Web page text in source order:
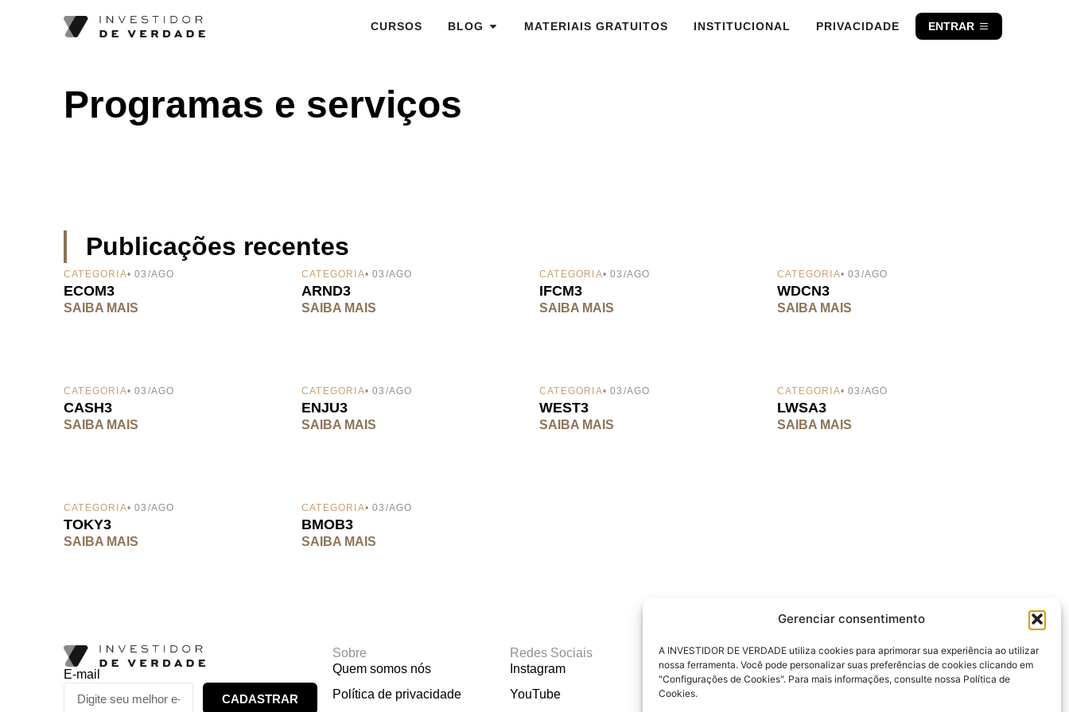
Gerenciar consentimento
A INVESTIDOR DE VERDADE utiliza cookies para aprimorar sua experiência ao utilizar
nossa ferramenta. Você pode personalizar suas preferências de cookies clicando em
"Configurações de Cookies". Para mais informações, consulte nossa Política de
Cookies.
CURSOS BLOG MATERIAIS GRATUITOS INSTITUCIONAL PRIVACIDADE ENTRAR
Programas e serviços
Publicações recentes
CATEGORIA• 03/AGO
ECOM3
SAIBA MAIS
CATEGORIA• 03/AGO
ARND3
SAIBA MAIS
CATEGORIA• 03/AGO
IFCM3
SAIBA MAIS
CATEGORIA• 03/AGO
WDCN3
SAIBA MAIS
CATEGORIA• 03/AGO
CASH3
SAIBA MAIS
CATEGORIA• 03/AGO
ENJU3
SAIBA MAIS
CATEGORIA• 03/AGO
WEST3
SAIBA MAIS
CATEGORIA• 03/AGO
LWSA3
SAIBA MAIS
CATEGORIA• 03/AGO
TOKY3
SAIBA MAIS
CATEGORIA• 03/AGO
BMOB3
SAIBA MAIS
E-mail
CADASTRAR
Sobre
Quem somos nós
Política de privacidade
Redes Sociais
Instagram
YouTube
Materiais gratuitos
Calculadora Renda Passiva
Calculadora Reserva de
Login
Oráculo IDV